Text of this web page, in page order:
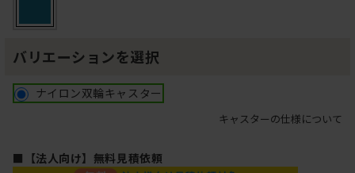
バリエーションを選択
ナイロン双輪キャスター
キャスターの仕様について
■【法人向け】無料見積依頼